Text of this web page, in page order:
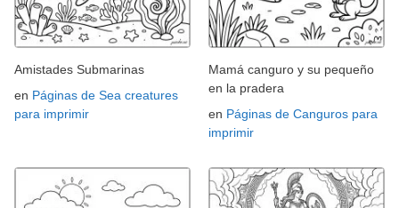
Amistades Submarinas
en Páginas de Sea creatures
para imprimir
Mamá canguro y su pequeño
en la pradera
en Páginas de Canguros para
imprimir